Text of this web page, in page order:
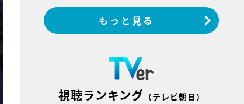
もっと見る
視聴ランキング （テレビ朝日）